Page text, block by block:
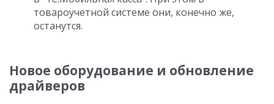
товароучетной системе они, конечно же,
останутся.
Новое оборудование и обновление
драйверов